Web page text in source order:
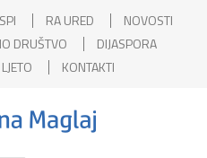
RA URED
NOVOSTI
DRUŠTVO
DIJASPORA
KONTAKTI